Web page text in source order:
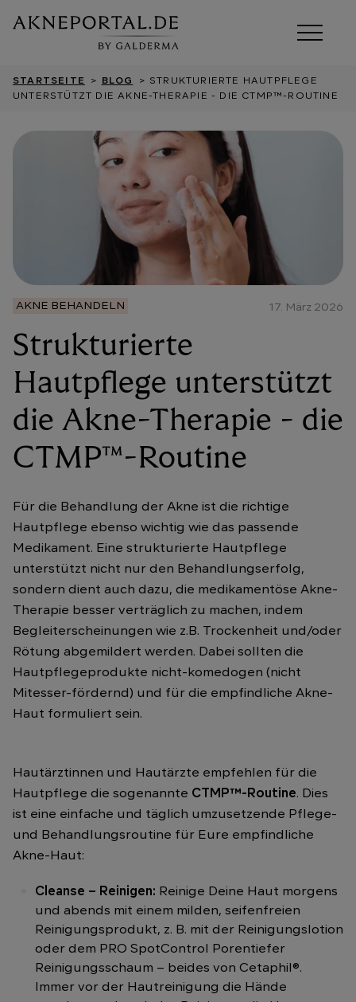
STARTSEITE > BLOG
> STRUKTURIERTE HAUTPFLEGE
UNTERSTÜTZT DIE AKNE-THERAPIE - DIE CTMP™-ROUTINE
AKNE BEHANDELN 17. März 2026
Strukturierte
Hautpflege unterstützt
die Akne-Therapie - die
CTMP™-Routine
Für die Behandlung der Akne ist die richtige
Hautpflege ebenso wichtig wie das passende
Medikament. Eine strukturierte Hautpflege
unterstützt nicht nur den Behandlungserfolg,
sondern dient auch dazu, die medikamentöse Akne-
Therapie besser verträglich zu machen, indem
Begleiterscheinungen wie z.B. Trockenheit und/oder
Rötung abgemildert werden. Dabei sollten die
Hautpflegeprodukte nicht-komedogen (nicht
Mitesser-fördernd) und für die empfindliche Akne-
Haut formuliert sein.
Hautärztinnen und Hautärzte empfehlen für die
Hautpflege die sogenannte CTMP™-Routine. Dies
ist eine einfache und täglich umzusetzende Pflege-
und Behandlungsroutine für Eure empfindliche
Akne-Haut:
Cleanse – Reinigen: Reinige Deine Haut morgens
und abends mit einem milden, seifenfreien
Reinigungsprodukt, z. B. mit der Reinigungslotion
oder dem PRO SpotControl Porentiefer
Reinigungsschaum – beides von Cetaphil®.
Immer vor der Hautreinigung die Hände